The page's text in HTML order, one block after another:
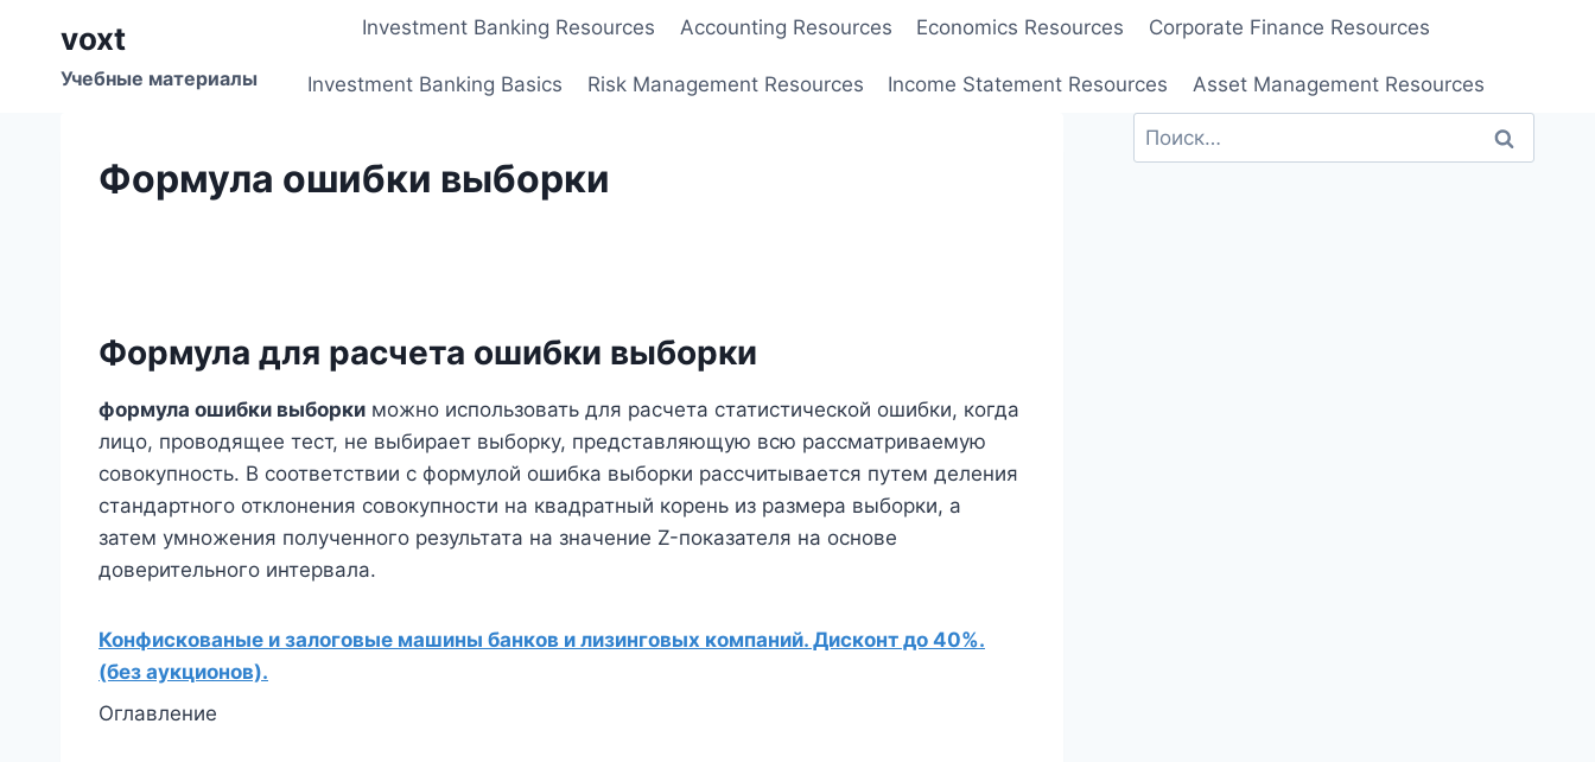
содержимому
voxt
Учебные материалы
Investment Banking Resources Accounting Resources Economics Resources Corporate Finance Resources
Investment Banking Basics Risk Management Resources Income Statement Resources Asset Management Resources
Формула ошибки выборки
Формула для расчета ошибки выборки
формула ошибки выборки можно использовать для расчета статистической ошибки, когда
лицо, проводящее тест, не выбирает выборку, представляющую всю рассматриваемую
совокупность. В соответствии с формулой ошибка выборки рассчитывается путем деления
стандартного отклонения совокупности на квадратный корень из размера выборки, а
затем умножения полученного результата на значение Z-показателя на основе
доверительного интервала.
Конфискованые и залоговые машины банков и лизинговых компаний. Дисконт до 40%.
(без аукционов).
Оглавление
Найти: